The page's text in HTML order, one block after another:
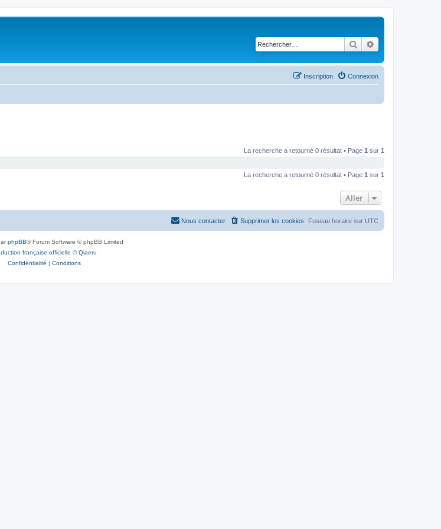
Rechercher
Connexion
Inscription
La recherche a retourné 0 résultat • Page 1 sur 1
La recherche a retourné 0 résultat • Page 1 sur 1
Aller
Fuseau horaire sur UTC
Supprimer les cookies
Nous contacter
phpBB® Forum Software © phpBB Limited
française officielle ©Qiaeru
Confidentialité | Conditions